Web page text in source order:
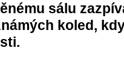
sálu
koled,